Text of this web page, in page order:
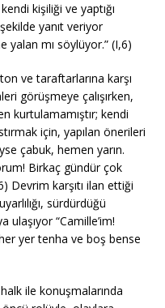
kişiliği ve yaptığı
yanıt veriyor
yalan mı söylüyor.” (I,6)
ve taraftarlarına karşı
görüşmeye çalışırken,
kurtulamamıştır; kendi
için, yapılan önerileri
çabuk, hemen yarın.
Birkaç gündür çok
Devrim karşıtı ilan ettiği
sürdürdüğü
“Camille’im!
yer tenha ve boş bense
ile konuşmalarında